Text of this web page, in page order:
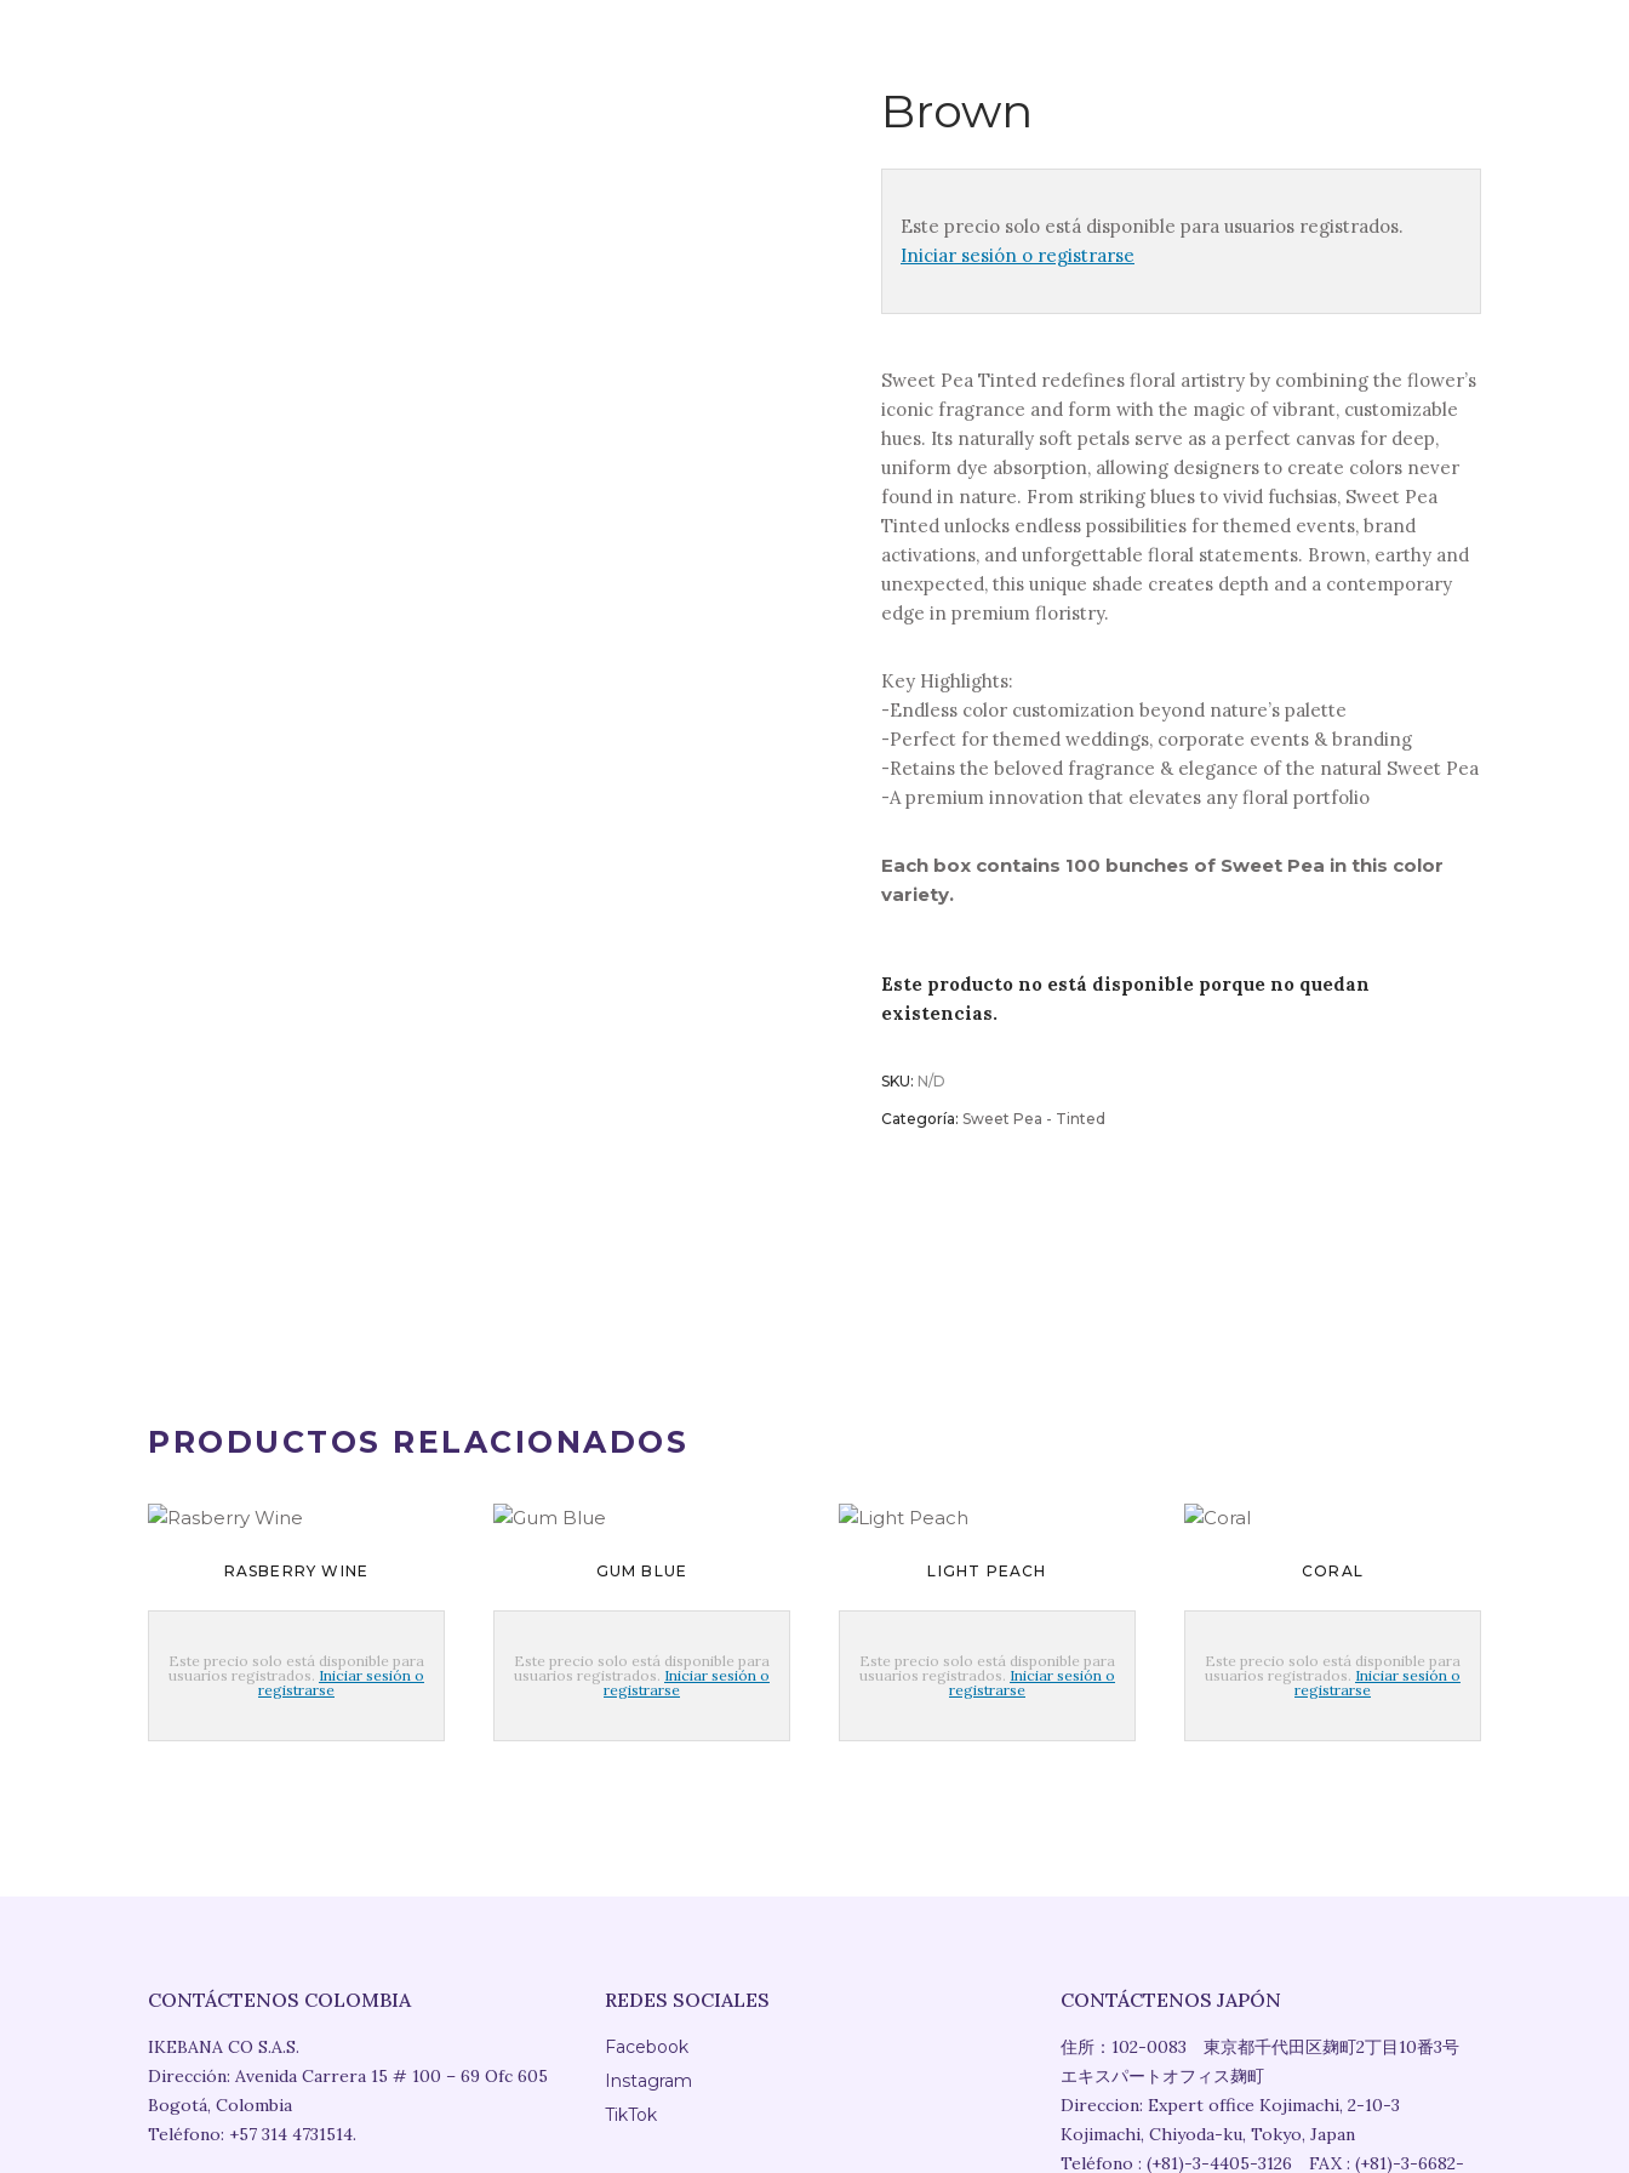
Brown
Este precio solo está disponible para usuarios registrados.
Iniciar sesión o registrarse
Sweet Pea Tinted redefines floral artistry by combining the flower’s
iconic fragrance and form with the magic of vibrant, customizable
hues. Its naturally soft petals serve as a perfect canvas for deep,
uniform dye absorption, allowing designers to create colors never
found in nature. From striking blues to vivid fuchsias, Sweet Pea
Tinted unlocks endless possibilities for themed events, brand
activations, and unforgettable floral statements. Brown, earthy and
unexpected, this unique shade creates depth and a contemporary
edge in premium floristry.
Key Highlights:
-Endless color customization beyond nature’s palette
-Perfect for themed weddings, corporate events & branding
-Retains the beloved fragrance & elegance of the natural Sweet Pea
-A premium innovation that elevates any floral portfolio
Each box contains 100 bunches of Sweet Pea in this color
variety.
Este producto no está disponible porque no quedan
existencias.
SKU: N/D
Categoría: Sweet Pea - Tinted
PRODUCTOS RELACIONADOS
RASBERRY WINE
Este precio solo está disponible para
usuarios registrados. Iniciar sesión o
registrarse
GUM BLUE
Este precio solo está disponible para
usuarios registrados. Iniciar sesión o
registrarse
LIGHT PEACH
Este precio solo está disponible para
usuarios registrados. Iniciar sesión o
registrarse
CORAL
Este precio solo está disponible para
usuarios registrados. Iniciar sesión o
registrarse
CONTÁCTENOS COLOMBIA
IKEBANA CO S.A.S.
Dirección: Avenida Carrera 15 # 100 – 69 Ofc 605
Bogotá, Colombia
Teléfono: +57 314 4731514.
REDES SOCIALES
Facebook
Instagram
TikTok
CONTÁCTENOS JAPÓN
住所：102-0083 東京都千代田区麹町2丁目10番3号
エキスパートオフィス麹町
Direccion: Expert office Kojimachi, 2-10-3
Kojimachi, Chiyoda-ku, Tokyo, Japan
Teléfono : (+81)-3-4405-3126 FAX : (+81)-3-6682-